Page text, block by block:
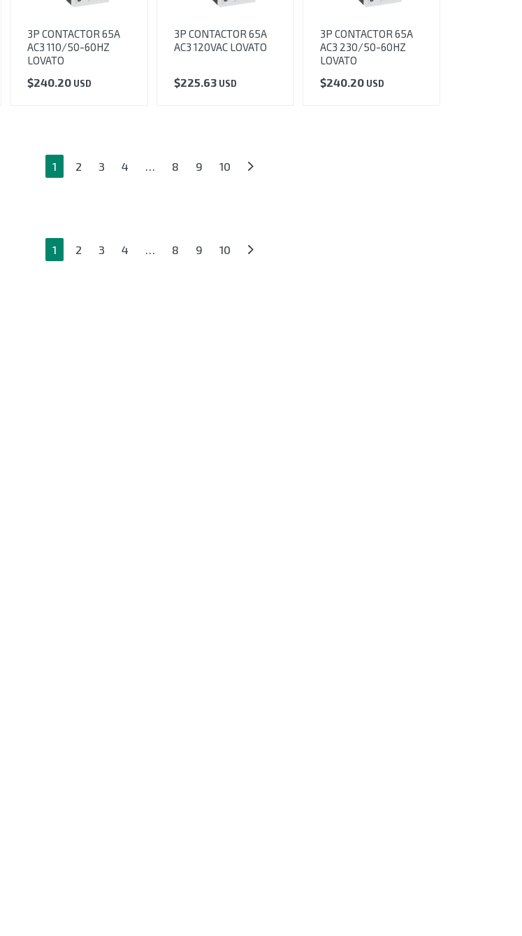
3P CONTACTOR 65A
AC3 110/50-60HZ
LOVATO
$240.20 USD
3P CONTACTOR 65A
AC3 120VAC LOVATO
$225.63 USD
3P CONTACTOR 65A
AC3 230/50-60HZ
LOVATO
$240.20 USD
1 2 3 4 8 9 10
1 2 3 4 8 9 10